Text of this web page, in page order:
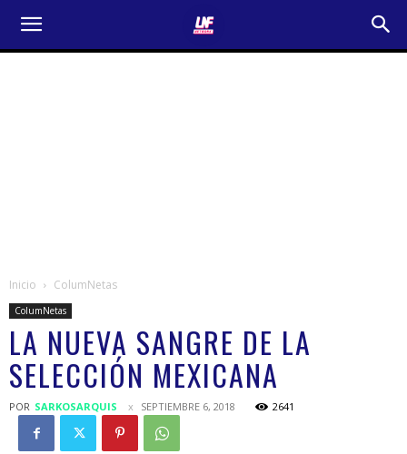
Inicio ColumNetas
ColumNetas
LA NUEVA SANGRE DE LA
SELECCIÓN MEXICANA
POR SARKOSARQUIS SEPTIEMBRE 6, 2018 2641